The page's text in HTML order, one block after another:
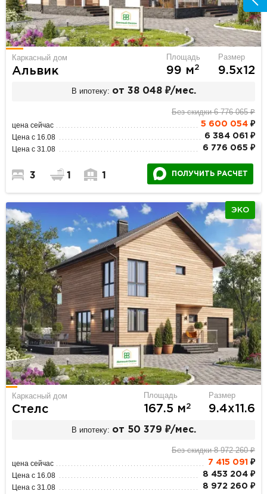
Каркасный дом
Альвик
Площадь
99 м2
Размер
9.5х12
В ипотеку: от 38 048 ₽/мес.
Без скидки 6 776 065 ₽
цена сейчас 5 600 054₽
Цена с 16.08 6 384 061 ₽
Цена с 31.08 6 776 065 ₽
3 1 1 ПОЛУЧИТЬ РАСЧЕТ
ЭКО
Каркасный дом
Стелс
Площадь
167.5 м2
Размер
9.4х11.6
В ипотеку: от 50 379 ₽/мес.
Без скидки 8 972 260 ₽
цена сейчас 7 415 091 ₽
Цена с 16.08 8 453 204 ₽
Цена с 31.08 8 972 260 ₽